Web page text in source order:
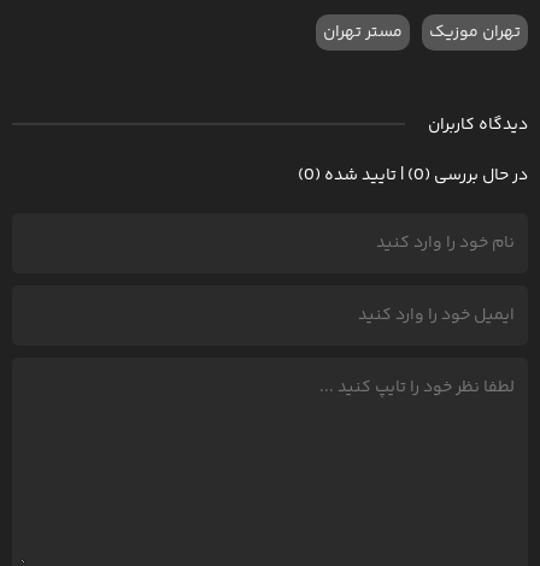
تهران موزیک مستر تهران
دیدگاه کاربران
در حال بررسی (0) | تایید شده (0)